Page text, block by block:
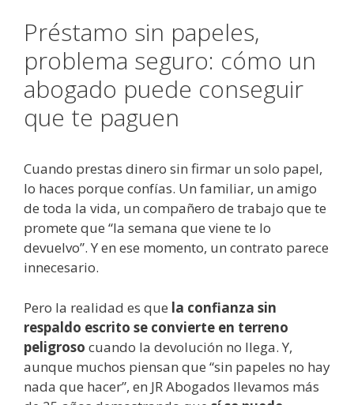
Préstamo sin papeles,
problema seguro: cómo un
abogado puede conseguir
que te paguen
Cuando prestas dinero sin firmar un solo papel,
lo haces porque confías. Un familiar, un amigo
de toda la vida, un compañero de trabajo que te
promete que “la semana que viene te lo
devuelvo”. Y en ese momento, un contrato parece
innecesario.
Pero la realidad es que la confianza sin
respaldo escrito se convierte en terreno
peligroso cuando la devolución no llega. Y,
aunque muchos piensan que “sin papeles no hay
nada que hacer”, en JR Abogados llevamos más